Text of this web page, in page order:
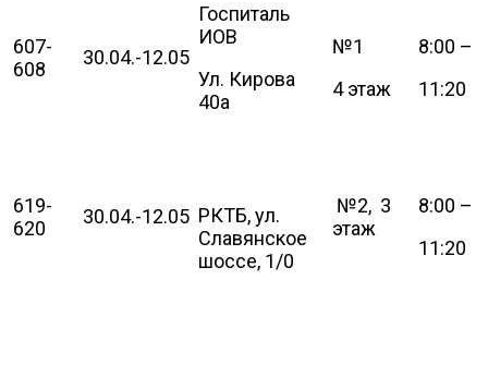
607-
608
30.04.-12.05
Госпиталь
ИОВ
Ул. Кирова
40а
№1
4 этаж
8:00 –
11:20
619-
620
30.04.-12.05 РКТБ, ул.
Славянское
шоссе, 1/0
№2, 3
этаж
8:00 –
11:20